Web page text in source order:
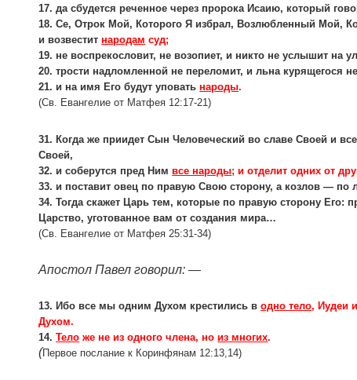
17. да сбудется реченное через пророка Исаию, который
18. Се, Отрок Мой, Которого Я избрал, Возлюбленный Мой,
и возвестит народам суд;
19. не воспрекословит, не возопиет, и никто не услышит на
20. трости надломленной не переломит, и льна курящегося
21. и на имя Его будут уповать народы.
(Св. Евангелие от Матфея 12:17-21)
31. Когда же приидет Сын Человеческий во славе Своей и
Своей,
32. и соберутся пред Ним все народы; и отделит одних от
33. и поставит овец по правую Свою сторону, а козлов — по
34. Тогда скажет Царь тем, которые по правую сторону Его:
Царство, уготованное вам от создания мира…
(Св. Евангелие от Матфея 25:31-34)
Апостол Павел говорил: —
13. Ибо все мы одним Духом крестились в одно тело, Иудеи
Духом.
14. Тело же не из одного члена, но из многих.
(Первое послание к Коринфянам 12:13,14)